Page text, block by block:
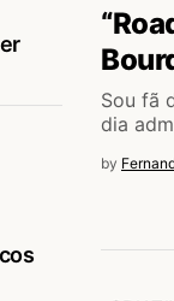
Sou fã
dia
by